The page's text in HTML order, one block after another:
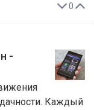
0
-
Каждый